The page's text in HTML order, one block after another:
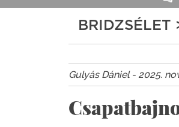
BRIDZSÉLET
Gulyás Dániel - 2025.